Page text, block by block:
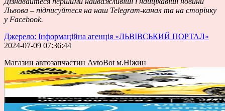
Львова – підписуйтеся на наш Telegram-канал та на сторінку
у Facebook.
Джерело: Інформаційна агенція «ЛЬВІВСЬКИЙ ПОРТАЛ»
2024-07-09 07:36:44
Магазин автозапчастин AvtoBot м.Ніжин